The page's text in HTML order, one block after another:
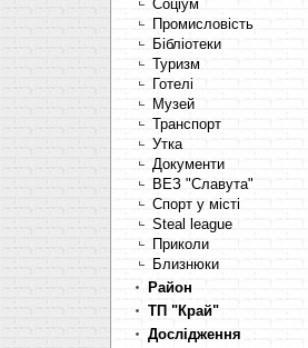
Соціум
Промисловість
Бібліотеки
Туризм
Готелі
Музей
Транспорт
Утка
Документи
ВЕЗ "Славута"
Спорт у місті
Steal league
Приколи
Близнюки
Район
ТП "Край"
Дослідження